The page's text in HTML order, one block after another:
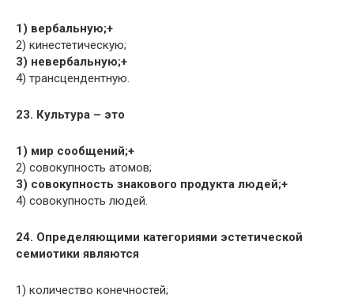
1) вербальную;+
2) кинестетическую;
3) невербальную;+
4) трансцендентную.
23. Культура – это
1) мир сообщений;+
2) совокупность атомов;
3) совокупность знакового продукта людей;+
4) совокупность людей.
24. Определяющими категориями эстетической
семиотики являются
1) количество конечностей;